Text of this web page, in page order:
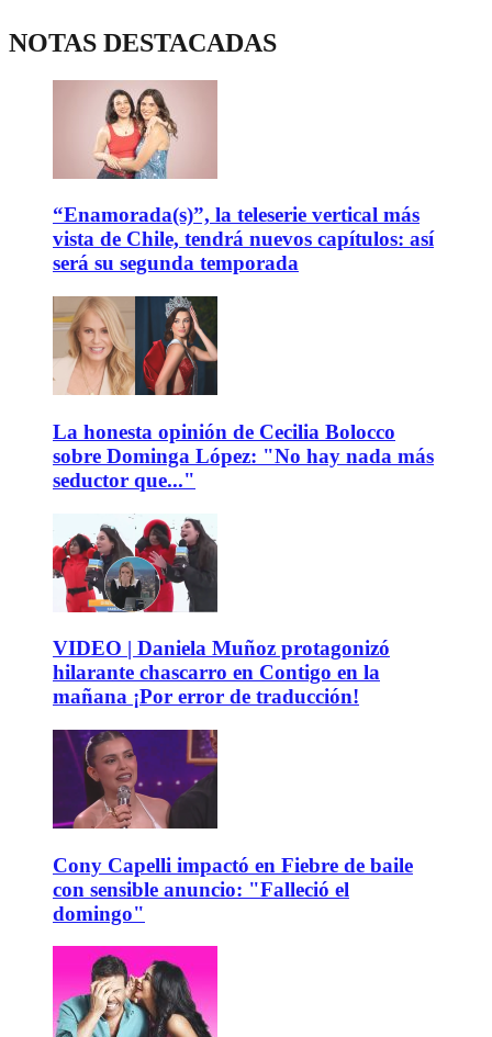
NOTAS DESTACADAS
“Enamorada(s)”, la teleserie vertical más
vista de Chile, tendrá nuevos capítulos: así
será su segunda temporada
La honesta opinión de Cecilia Bolocco
sobre Dominga López: "No hay nada más
seductor que..."
VIDEO | Daniela Muñoz protagonizó
hilarante chascarro en Contigo en la
mañana ¡Por error de traducción!
Cony Capelli impactó en Fiebre de baile
con sensible anuncio: "Falleció el
domingo"